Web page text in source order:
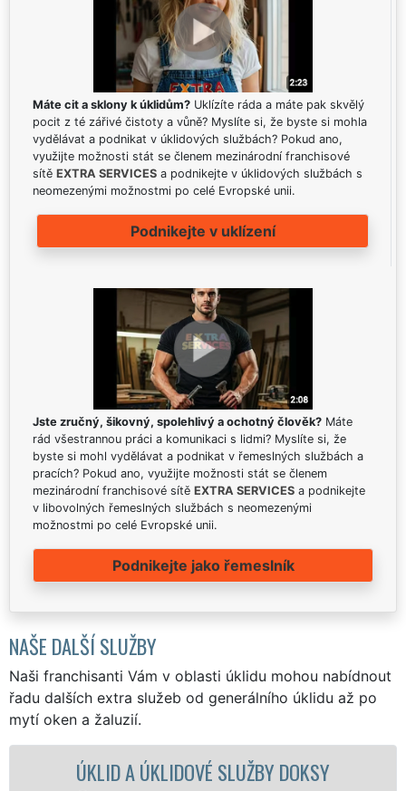
Máte cit a sklony k úklidům? Uklízíte ráda a máte pak skvělý
pocit z té zářivé čistoty a vůně? Myslíte si, že byste si mohla
vydělávat a podnikat v úklidových službách? Pokud ano,
využijte možnosti stát se členem mezinárodní franchisové
sítě EXTRA SERVICES a podnikejte v úklidových službách s
neomezenými možnostmi po celé Evropské unii.
Podnikejte v uklízení
Jste zručný, šikovný, spolehlivý a ochotný člověk? Máte
rád všestrannou práci a komunikaci s lidmi? Myslíte si, že
byste si mohl vydělávat a podnikat v řemeslných službách a
pracích? Pokud ano, využijte možnosti stát se členem
mezinárodní franchisové sítě EXTRA SERVICES a podnikejte
v libovolných řemeslných službách s neomezenými
možnostmi po celé Evropské unii.
Podnikejte jako řemeslník
NAŠE DALŠÍ SLUŽBY
Naši franchisanti Vám v oblasti úklidu mohou nabídnout
řadu dalších extra služeb od generálního úklidu až po
mytí oken a žaluzií.
SLUŽBY DOKSY ÚKLIDOVÁ